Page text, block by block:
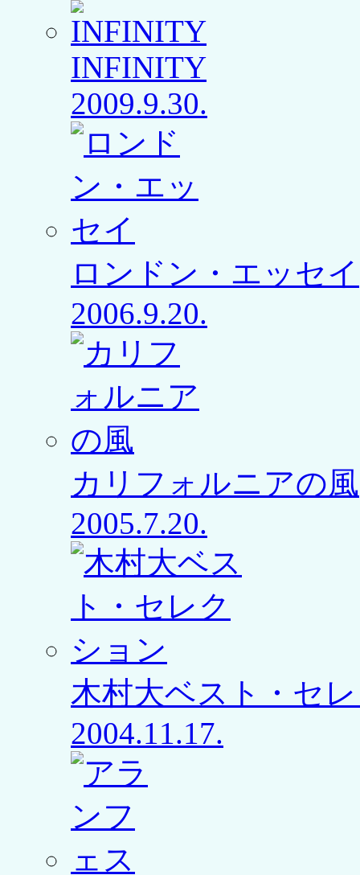
INFINITY
2009.9.30.
ロンドン・エッセイ
2006.9.20.
カリフォルニアの風
2005.7.20.
木村大ベスト・セ
2004.11.17.